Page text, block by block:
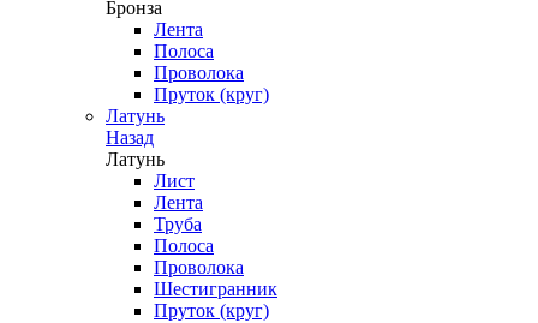
Бронза
Лента
Полоса
Проволока
Пруток (круг)
Латунь
Назад
Латунь
Лист
Лента
Труба
Полоса
Проволока
Шестигранник
Пруток (круг)